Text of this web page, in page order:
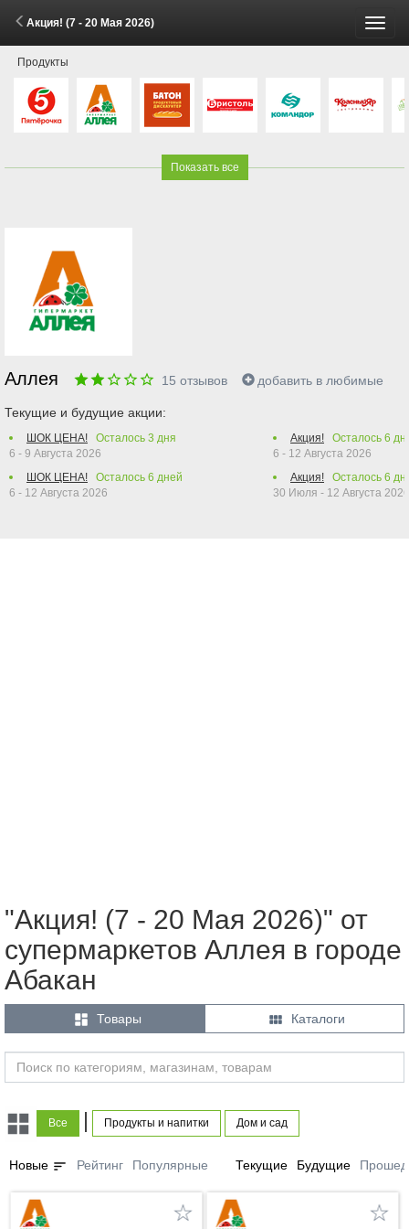
Акция! (7 - 20 Мая 2026)
Продукты
Показать все
Аллея 15 отзывов добавить в любимые
Текущие и будущие акции:
ШОК ЦЕНА! Осталось 3 дня
6 - 9 Августа 2026
ШОК ЦЕНА!
Осталось 6 дней
6 - 12 Августа 2026
Акция! Осталось 6
6 - 12 Августа 2026
Акция!
Осталось 6
30 Июля - 12 Августа 2026
"Акция! (7 - 20 Мая 2026)" от
супермаркетов Аллея в городе
Абакан
 Товары  Каталоги
Все | Продукты и напитки Дом и сад
Новые sort Рейтинг Популярные Текущие Будущие